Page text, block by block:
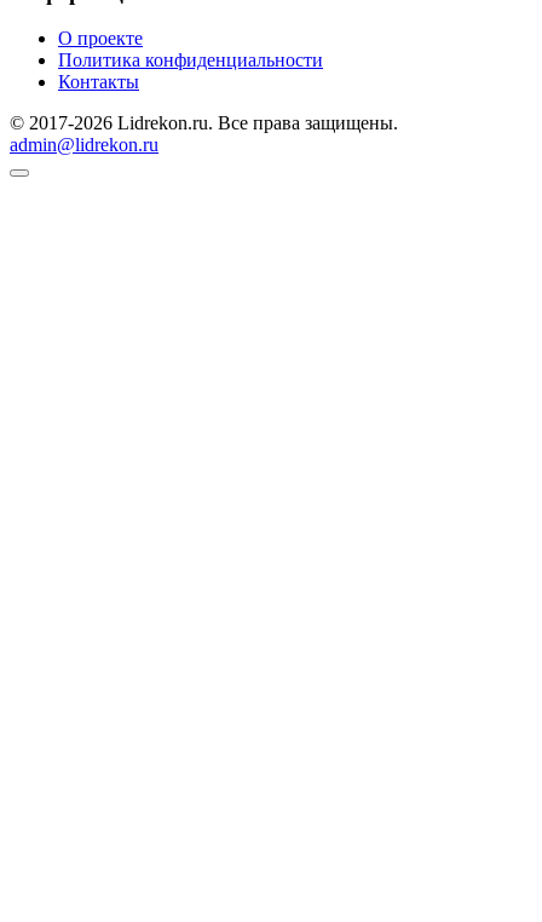
О проекте
Политика конфиденциальности
Контакты
© 2017-2026 Lidrekon.ru. Все права защищены.
admin@lidrekon.ru